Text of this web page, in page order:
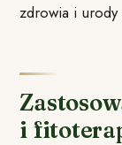
zdrowia i urody
i